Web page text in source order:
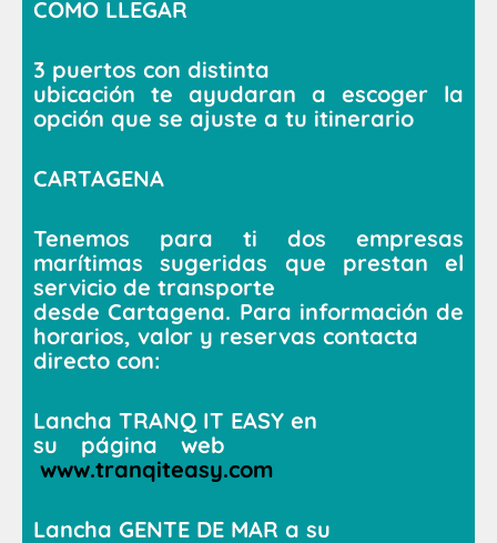
COMO LLEGAR
3 puertos con distinta
ubicación te ayudaran a escoger la
opción que se ajuste a tu itinerario
CARTAGENA
Tenemos para ti dos empresas
marítimas sugeridas que prestan el
servicio de transporte
desde Cartagena. Para información de
horarios, valor y reservas contacta
directo con:
Lancha TRANQ IT EASY en
su página web
www.tranqiteasy.com
Lancha GENTE DE MAR a su